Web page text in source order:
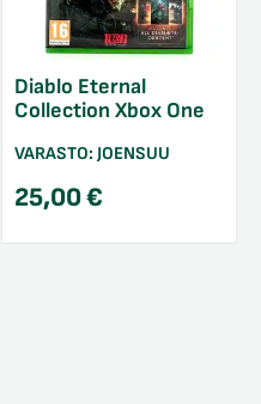
Diablo Eternal
Collection Xbox One
VARASTO: JOENSUU
25,00€